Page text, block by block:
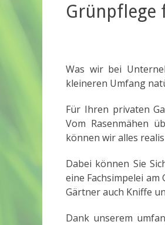
Grünpflege
Was wir bei
kleineren Umfang
Für Ihren privaten
Vom Rasenmähen
können wir alles
Dabei können Sie
eine Fachsimpelei
Gärtner auch Kniffe
Dank unserem